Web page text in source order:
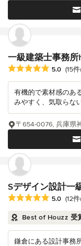
一級建築士事務所
平均評価：5つ星中
5.0 (15
有機的で素材感のあ
みやすく、気取らな
〒654-0076, 兵庫県
Sデザイン設計一
平均評価：5つ星中
5.0 (12
Best of Houzz 受
鎌倉にある設計事務